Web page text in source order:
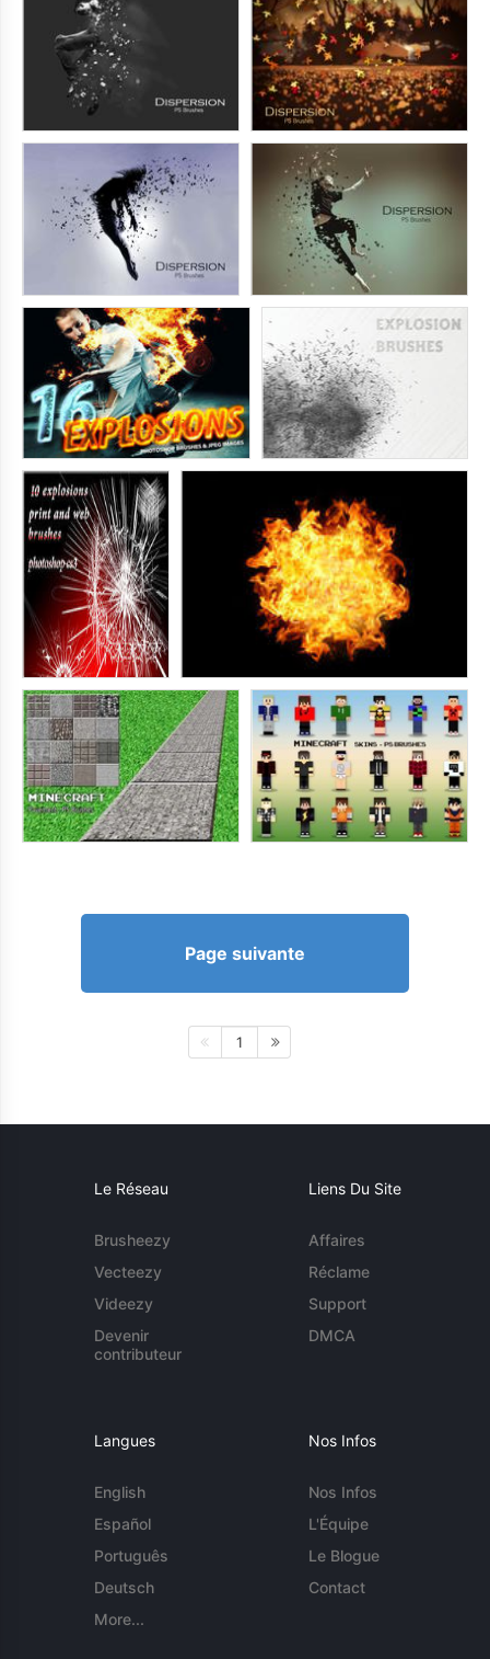
Page suivante
1
Le Réseau
Brusheezy
Vecteezy
Videezy
Devenir
contributeur
Liens Du Site
Affaires
Réclame
Support
DMCA
Langues
English
Español
Português
Deutsch
More...
Nos Infos
Nos Infos
L'Équipe
Le Blogue
Contact